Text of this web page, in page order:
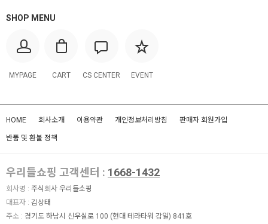
SHOP MENU
MYPAGE CART CS CENTER EVENT
HOME 회사소개 이용약관 개인정보처리방침 판매자 회원가입
반품 및 환불 정책
우리들쇼핑 고객센터 : 1668-1432
회사명 : 주식회사 우리들쇼핑
대표자 : 김상태
주소 : 경기도 하남시 신우실로 100 (현대 테라타워 감일) 841호